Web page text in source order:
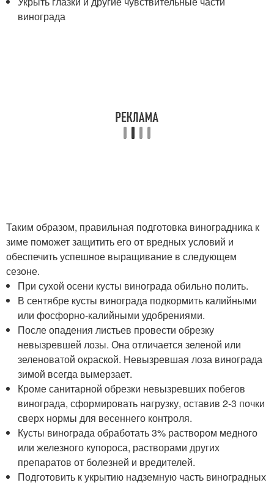
винограда
Таким образом, правильная подготовка виноградника к
зиме поможет защитить его от вредных условий и
обеспечить успешное выращивание в следующем
сезоне.
При сухой осени кусты винограда обильно полить.
В сентябре кусты винограда подкормить калийными
или фосфорно-калийными удобрениями.
После опадения листьев провести обрезку
невызревшей лозы. Она отличается зеленой или
зеленоватой окраской. Невызревшая лоза винограда
зимой всегда вымерзает.
Кроме санитарной обрезки невызревших побегов
винограда, сформировать нагрузку, оставив 2-3 почки
сверх нормы для весеннего контроля.
Кусты винограда обработать 3% раствором медного
или железного купороса, растворами других
препаратов от болезней и вредителей.
Подготовить к укрытию надземную часть виноградных